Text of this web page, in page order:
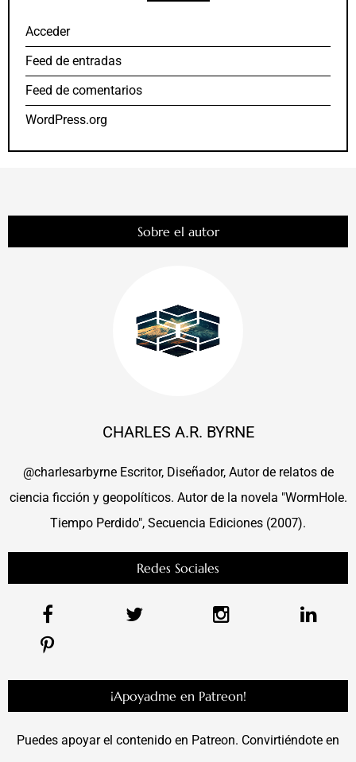
Acceder
Feed de entradas
Feed de comentarios
WordPress.org
Sobre el autor
CHARLES A.R. BYRNE
@charlesarbyrne Escritor, Diseñador, Autor de relatos de
ciencia ficción y geopolíticos. Autor de la novela "WormHole.
Tiempo Perdido", Secuencia Ediciones (2007).
Redes Sociales
¡Apoyadme en Patreon!
Puedes apoyar el contenido en Patreon. Convirtiéndote en